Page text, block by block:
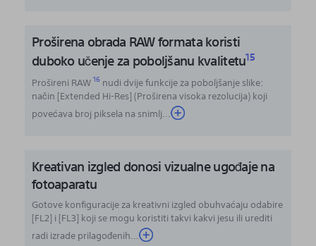
Proširena obrada RAW formata koristi
duboko učenje za poboljšanu kvalitetu15
Prošireni RAW16nudi dvije funkcije za poboljšanje slike:
način [Extended Hi-Res] (Proširena visoka rezolucija) koji
povećava broj piksela na snimlj...
Kreativan izgled donosi vizualne ugođaje na
fotoaparatu
Gotove konfiguracije za kreativni izgled obuhvaćaju odabire
[FL2] i [FL3] koji se mogu koristiti takvi kakvi jesu ili urediti
radi izrade prilagođenih...